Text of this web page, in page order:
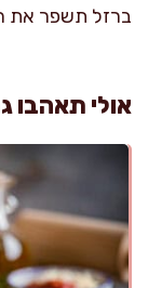
ברזל תשפר את
אולי תאהבו